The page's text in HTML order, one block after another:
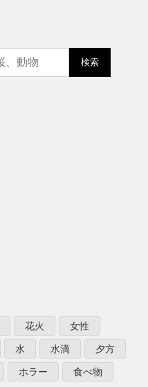
検索
花火
女性
水 水滴
夕方
ホラー
食べ物